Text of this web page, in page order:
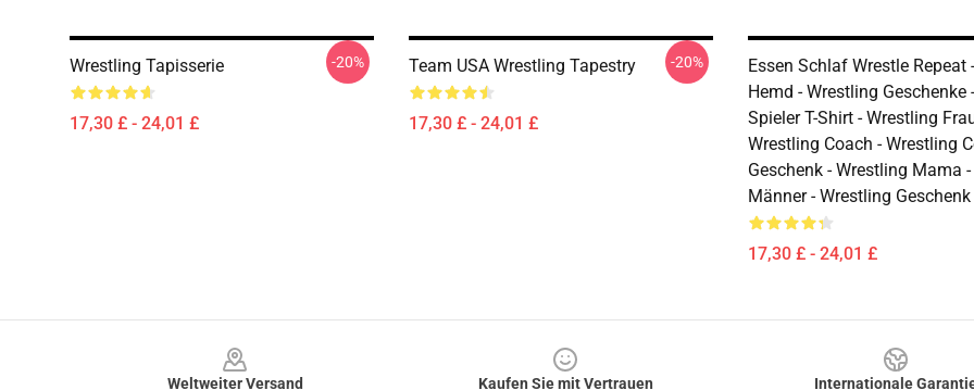
Wrestling Tapisserie
17,30 £ - 24,01 £
-20% Team USA Wrestling Tapestry
17,30 £ - 24,01 £
-20%
Essen Schlaf Wrestle Repeat
Hemd - Wrestling Geschenke
Spieler T-Shirt - Wrestling
Wrestling Coach - Wrestling
Geschenk - Wrestling Mama
Männer - Wrestling Geschenk
17,30 £ - 24,01 £
Weltweiter Versand Kaufen Sie mit Vertrauen Internationale